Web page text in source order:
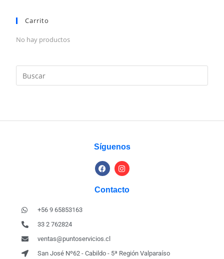
Carrito
No hay productos
Síguenos
Contacto
+56 9 65853163
33 2 762824
ventas@puntoservicios.cl
San José Nº62 - Cabildo - 5ª Región Valparaíso